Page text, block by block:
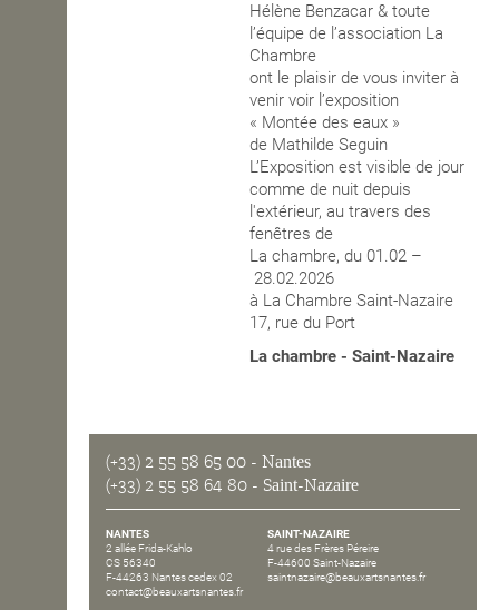
Hélène Benzacar & toute
l’équipe de l’association La
Chambre
ont le plaisir de vous inviter à
venir voir l’exposition
« Montée des eaux »
de Mathilde Seguin
L’Exposition est visible de jour
comme de nuit depuis
l'extérieur, au travers des
fenêtres de
La chambre, du 01.02 –
28.02.2026
à La Chambre Saint-Nazaire
17, rue du Port
La chambre - Saint-Nazaire
(+33) 2 55 58 65 00 - Nantes
(+33) 2 55 58 64 80 - Saint-Nazaire
NANTES
2 allée Frida-Kahlo
CS 56340
F-44263 Nantes cedex 02
contact@beauxartsnantes.fr
SAINT-NAZAIRE
4 rue des Frères Péreire
F-44600 Saint-Nazaire
saintnazaire@beauxartsnantes.fr